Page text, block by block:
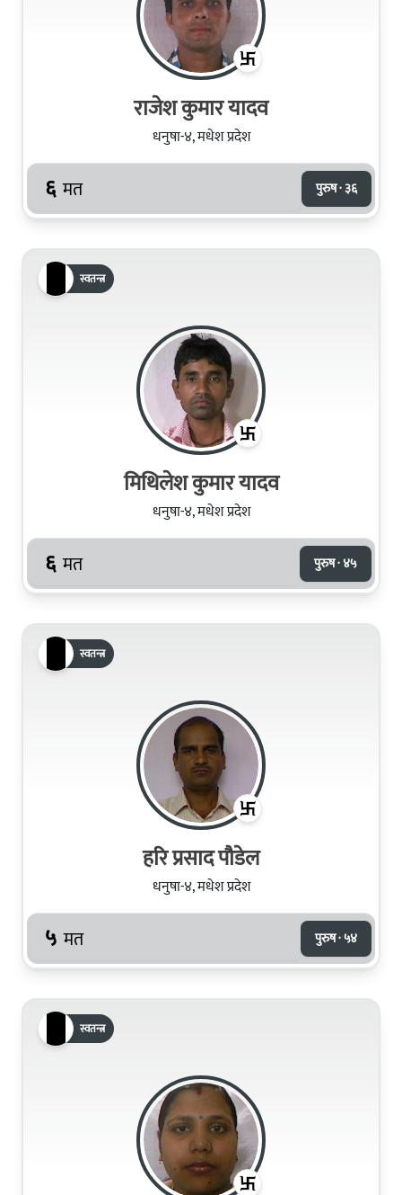
राजेश कुमार यादव
धनुषा-४, मधेश प्रदेश
६ मत पुरुष · ३६
स्वतन्त्र
मिथिलेश कुमार यादव
धनुषा-४, मधेश प्रदेश
६ मत पुरुष · ४५
स्वतन्त्र
हरि प्रसाद पौडेल
धनुषा-४, मधेश प्रदेश
५ मत पुरुष · ५४
स्वतन्त्र